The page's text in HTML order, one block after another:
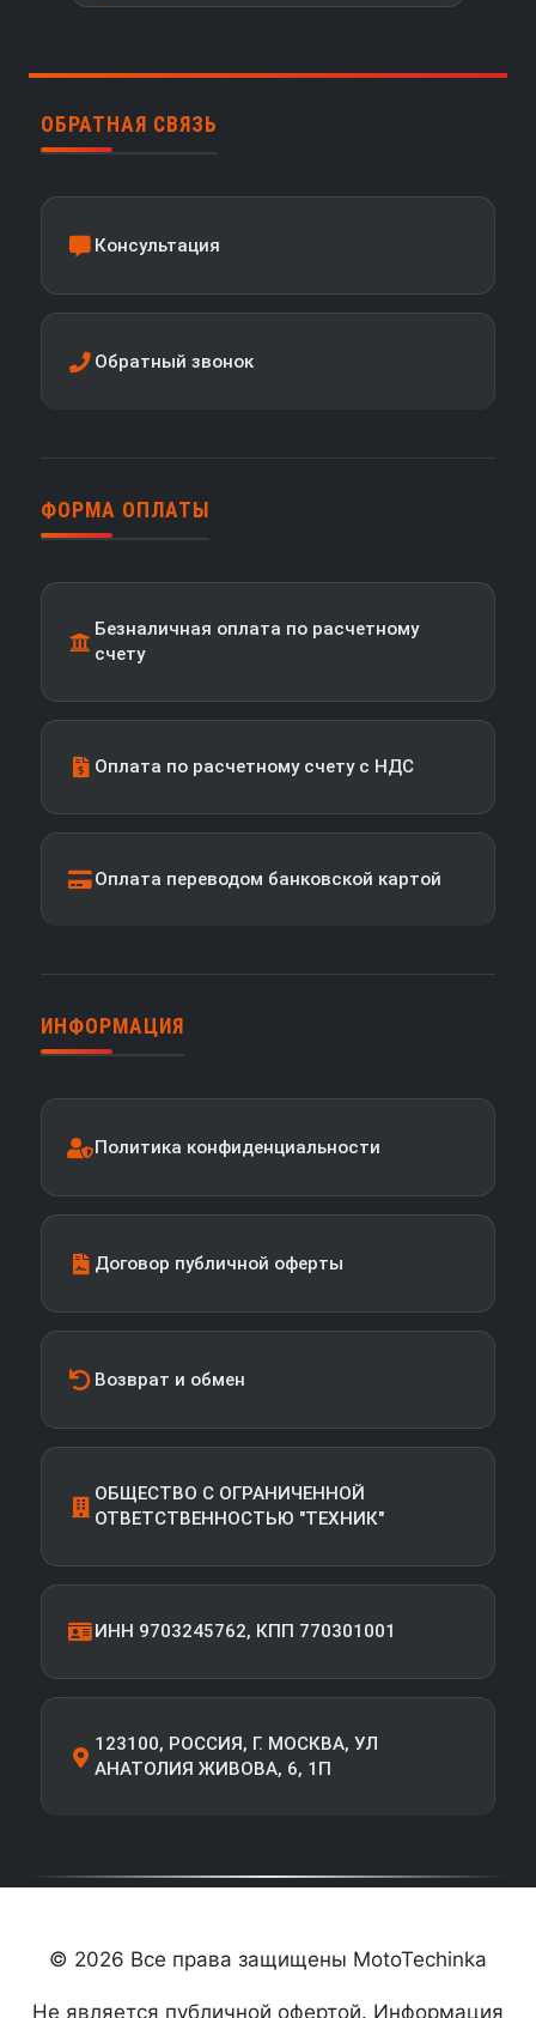
ОБРАТНАЯ СВЯЗЬ
Консультация
Обратный звонок
ФОРМА ОПЛАТЫ
Безналичная оплата по расчетному
счету
Оплата по расчетному счету с НДС
Оплата переводом банковской картой
ИНФОРМАЦИЯ
Политика конфиденциальности
Договор публичной оферты
Возврат и обмен
ОБЩЕСТВО С ОГРАНИЧЕННОЙ
ОТВЕТСТВЕННОСТЬЮ "ТЕХНИК"
ИНН 9703245762, КПП 770301001
123100, РОССИЯ, Г. МОСКВА, УЛ
АНАТОЛИЯ ЖИВОВА, 6, 1П
© 2026 Все права защищены MotoTechinka
Не является публичной офертой. Информация